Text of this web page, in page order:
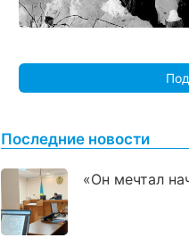
Последние новости
«Он мечтал